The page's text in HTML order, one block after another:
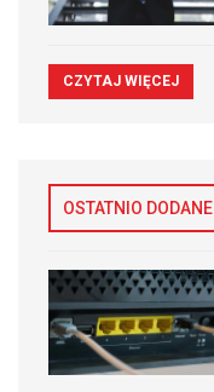
CZYTAJ WIĘCEJ
OSTATNIO DODANE